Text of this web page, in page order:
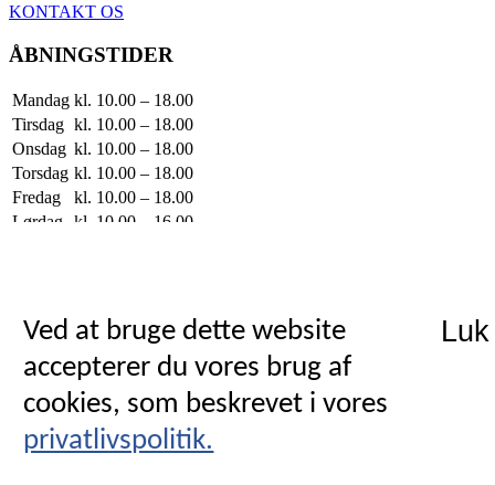
KONTAKT OS
ÅBNINGSTIDER
Mandag kl. 10.00 – 18.00
Tirsdag kl. 10.00 – 18.00
Onsdag kl. 10.00 – 18.00
Torsdag kl. 10.00 – 18.00
Fredag
kl. 10.00 – 18.00
Lørdag kl. 10.00 – 16.00
KONTAKT OS
98 12 10 79
Luk
Ved at bruge dette website
accepterer du vores brug af
cookies, som beskrevet i vores
privatlivspolitik.